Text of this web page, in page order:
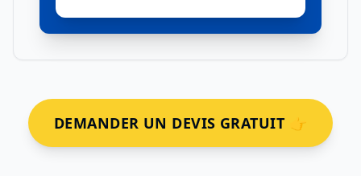
DEMANDER UN DEVIS GRATUIT 👉